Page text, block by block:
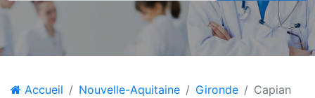
Accueil Nouvelle-Aquitaine Gironde Capian